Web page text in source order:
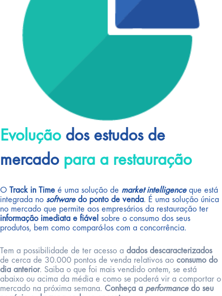
Evolução dos estudos de
mercadopara a restauração
O Track in Time é uma solução de market intelligenceque está
integrada no softwaredo ponto de venda. É uma solução única
no mercado que permite aos empresários da restauração ter
informação imediata e fiável sobre o consumo dos seus
produtos, bem como compará-los com a concorrência.
Tem a possibilidade de ter acesso a dados descaracterizados
de cerca de 30.000 pontos de venda relativos ao consumo do
dia anterior. Saiba o que foi mais vendido ontem, se está
abaixo ou acima da média e como se poderá vir a comportar o
mercado na próxima semana. Conheça a performancedo seu